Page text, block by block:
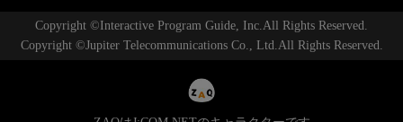
Copyright ©Interactive Program Guide, Inc.All Rights Reserved.
Copyright ©Jupiter Telecommunications Co., Ltd.All Rights Reserved.